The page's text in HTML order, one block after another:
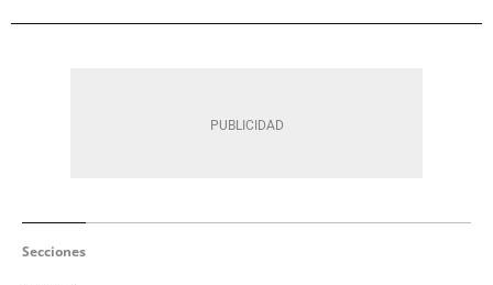
Secciones